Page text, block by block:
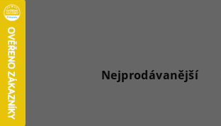
a
Nejprodávanější